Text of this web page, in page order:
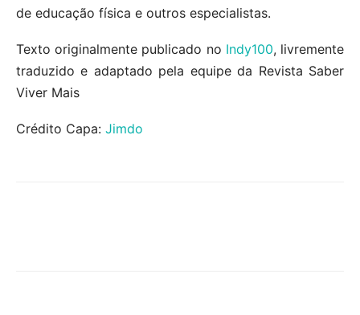
de educação física e outros especialistas.
Texto originalmente publicado no Indy100, livremente
traduzido e adaptado pela equipe da Revista Saber
Viver Mais
Crédito Capa: Jimdo